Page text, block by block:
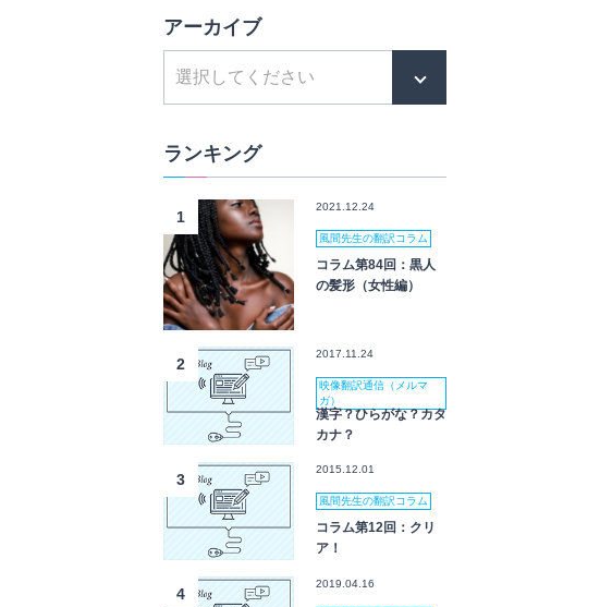
アーカイブ
ランキング
1
2021.12.24
風間先生の翻訳コラム
コラム第84回：黒人
の髪形（女性編）
2
2017.11.24
映像翻訳通信（メルマ
ガ）
漢字？ひらがな？カタ
カナ？
3
2015.12.01
風間先生の翻訳コラム
コラム第12回：クリ
ア！
4
2019.04.16